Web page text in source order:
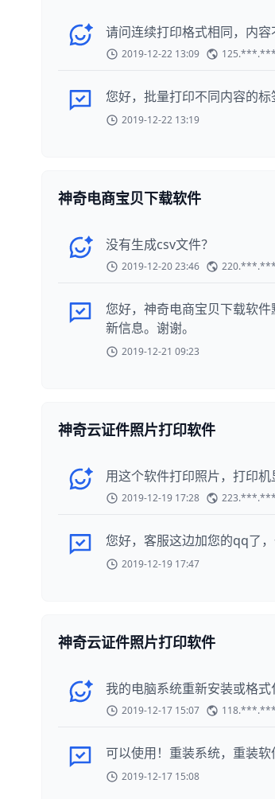
请问连续打印格式相同，内容
2019-12-22 13:09
您好，批量打印不同内容的
2019-12-22 13:19
神奇电商宝贝下载软件
没有生成csv文件？
2019-12-20 23:46
您好，神奇电商宝贝下载软
新信息。谢谢。
2019-12-21 09:23
神奇云证件照片打印软件
用这个软件打印照片，打印
2019-12-19 17:28
您好，客服这边加您的qq了
2019-12-19 17:47
神奇云证件照片打印软件
我的电脑系统重新安装或格式
2019-12-17 15:07
可以使用！重装系统，重装
2019-12-17 15:08